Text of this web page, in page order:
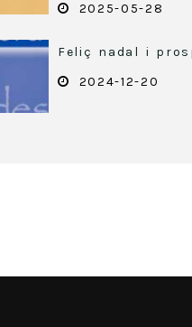
2025-05-28
Feliç nadal i
2024-12-20